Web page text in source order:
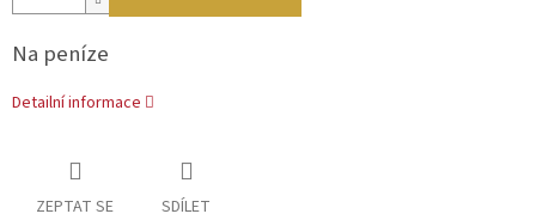
Na peníze
Detailní informace
ZEPTAT SE SDÍLET